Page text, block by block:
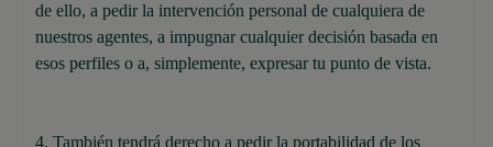
de ello, a pedir la intervención personal de cualquiera de
nuestros agentes, a impugnar cualquier decisión basada en
esos perfiles o a, simplemente, expresar tu punto de vista.
4. También tendrá derecho a pedir la portabilidad de los